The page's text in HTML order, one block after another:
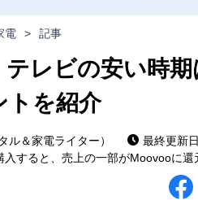
電 > 記事
テレビの安い時
トを紹介
ル＆家電ライター）
最終更新
すると、売上の一部がMoovooに還